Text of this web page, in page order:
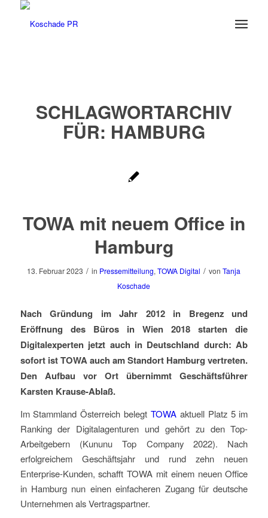
SCHLAGWORTARCHIV
FÜR: HAMBURG
TOWA mit neuem Office in
Hamburg
13. Februar 2023 / in Pressemitteilung,TOWA Digital / vonTanja
Koschade
Nach Gründung im Jahr 2012 in Bregenz und
Eröffnung des Büros in Wien 2018 starten die
Digitalexperten jetzt auch in Deutschland durch: Ab
sofort ist TOWA auch am Standort Hamburg vertreten.
Den Aufbau vor Ort übernimmt Geschäftsführer
Karsten Krause-Ablaß.
Im Stammland Österreich belegt TOWA aktuell Platz 5 im
Ranking der Digitalagenturen und gehört zu den Top-
Arbeitgebern (Kununu Top Company 2022). Nach
erfolgreichem Geschäftsjahr und rund zehn neuen
Enterprise-Kunden, schafft TOWA mit einem neuen Office
in Hamburg nun einen einfacheren Zugang für deutsche
Unternehmen als Vertragspartner.